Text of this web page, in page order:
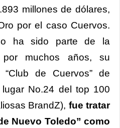
millones de dólares,
por el caso Cuervos.
ha sido parte de la
por muchos años, su
de Cuervos” de
No.24 del top 100
BrandZ), fue tratar
Nuevo Toledo” como